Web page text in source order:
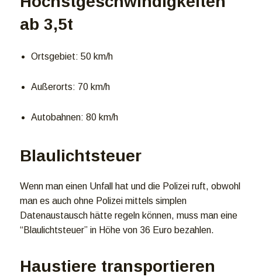
ab 3,5t
Ortsgebiet: 50 km/h
Außerorts: 70 km/h
Autobahnen: 80 km/h
Blaulichtsteuer
Wenn man einen Unfall hat und die Polizei ruft, obwohl
man es auch ohne Polizei mittels simplen
Datenaustausch hätte regeln können, muss man eine
“Blaulichtsteuer” in Höhe von 36 Euro bezahlen.
Haustiere transportieren